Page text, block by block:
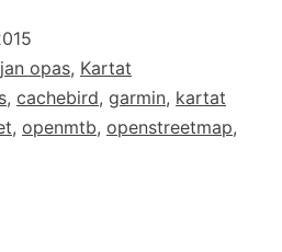
opas, Kartat
, cachebird, garmin, kartat
, openmtb, openstreetmap,